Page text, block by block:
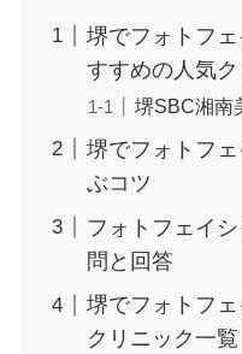
堺でフォトフ
すすめの人気
堺SBC湘南
堺でフォトフ
ぶコツ
フォトフェイ
問と回答
堺でフォトフ
クリニック一覧